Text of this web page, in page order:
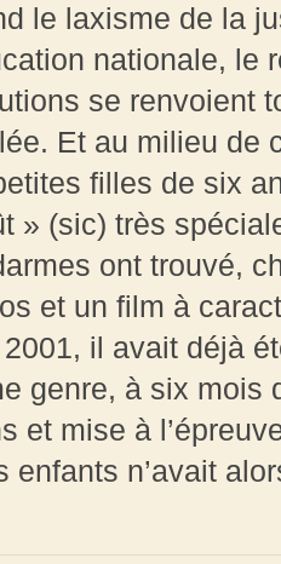
le laxisme de la
nationale, le
se renvoient
Et au milieu de
filles de six
» (sic) très
ont trouvé,
et un film à
il avait déjà
genre, à six
et mise à
enfants n’avait